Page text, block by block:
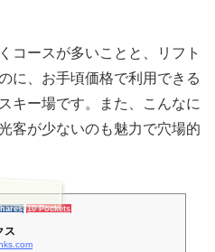
コースが多いことと、リフト
に、お手頃価格で利用できる
キー場です。また、こんなに
客が少ないのも魅力で穴場的
10 Pockets
ス